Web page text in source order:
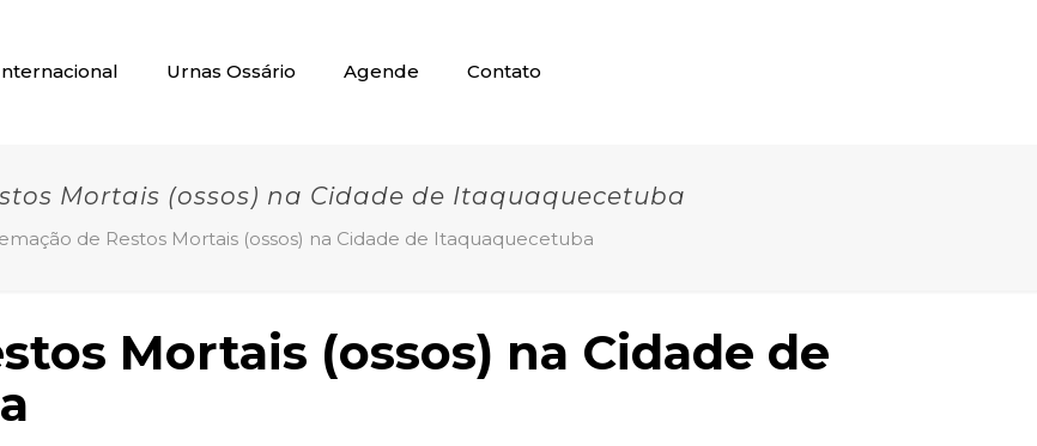
Urnas Ossário Agende Contato
Mortais (ossos) na Cidade de Itaquaquecetuba
de Restos Mortais (ossos) na Cidade de Itaquaquecetuba
Mortais (ossos) na Cidade de